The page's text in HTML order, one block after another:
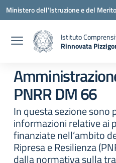
Vai ai contenuti
Vai al menu di navigazione
Vai al footer
Ministero dell'Istruzione e del Merito
Istituto
Rinnovata
PNRR DM 66
In questa sezione
informazioni relative ai
finanziate nell’ambito
Ripresa e Resilienza
dalla normativa sulla